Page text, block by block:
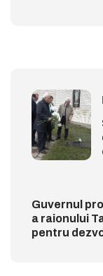
Guvernul
a raionului
pentru